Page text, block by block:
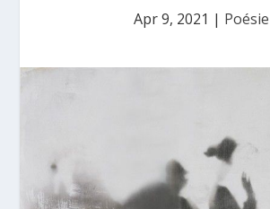
Apr 9, 2021 | Poésie